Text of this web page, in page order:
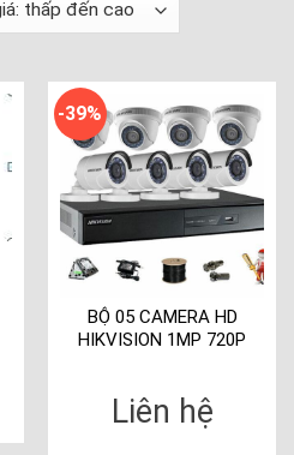
-39%
BỘ 05 CAMERA HD
HIKVISION 1MP 720P
Liên hệ